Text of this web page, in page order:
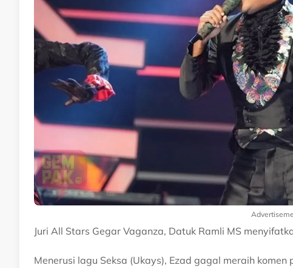
Juri All Stars Gegar Vaganza, Datuk Ramli MS
Menerusi lagu Seksa (Ukays), Ezad gagal meraih